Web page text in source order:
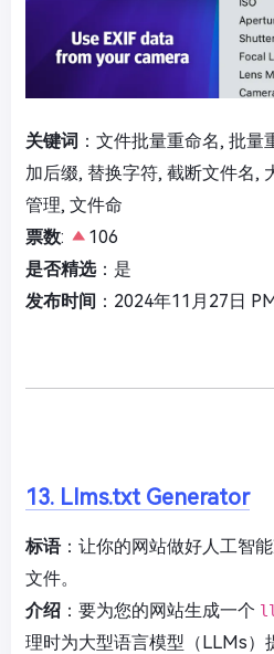
关键词 ：文件批量重命名, 批
加后缀, 替换字符, 截断文件名,
管理, 文件命
票数:
106
是否精选：是
发布时间 ：2024年11月27日
13. Llms.txt Generator
标语：让你的网站做好人工智
文件。
介绍 ：要为您的网站生成一个
理时为大型语言模型（LLMs）